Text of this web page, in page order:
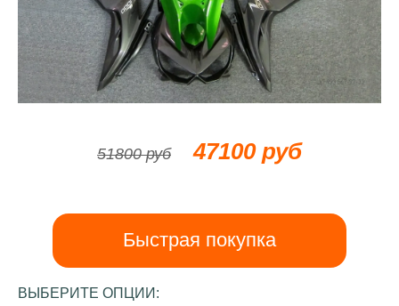
51800 руб 47100 руб
Быстрая покупка
ВЫБЕРИТЕ ОПЦИИ: